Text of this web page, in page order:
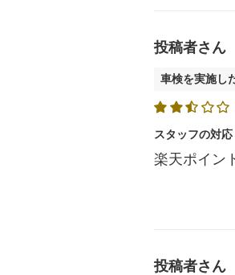
投稿者さん
車検を実施し
スタッフの対
楽天ポイン
投稿者さん